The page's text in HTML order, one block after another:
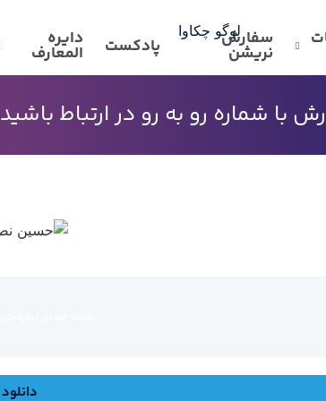
سفارش
نریشن پادکست دایره
المعارف
شماره رو به رو در ارتباط باشید
دانلود